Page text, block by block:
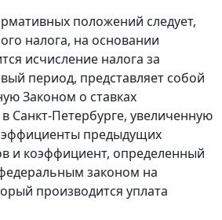
положений следует,
налога, на основании
исчисление налога за
период, представляет собой
Законом о ставках
Санкт-Петербурге, увеличенную
предыдущих
и коэффициент, определенный
законом на
производится уплата